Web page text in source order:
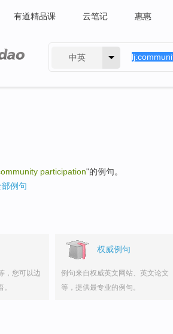
有道精品课 云笔记 惠惠
中英
participation"的例句。
部例句
，您可以边
权威例句
例句来自权威英文网站、英文论文
等，提供最专业的例句。